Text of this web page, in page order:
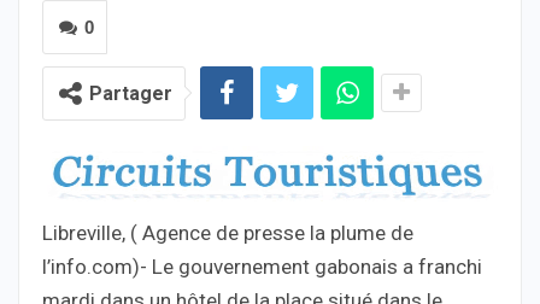
0
Partager
Libreville, ( Agence de presse la plume de
l’info.com)- Le gouvernement gabonais a franchi